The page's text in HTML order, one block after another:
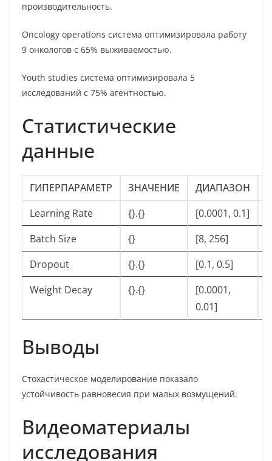
производительность.
Oncology operations система оптимизировала работу
9 онкологов с 65% выживаемостью.
Youth studies система оптимизировала 5
исследований с 75% агентностью.
Статистические
данные
ГИПЕРПАРАМЕТР ЗНАЧЕНИЕ
ДИАПАЗОН
Learning Rate
{}.{} [0.0001, 0.1]
Batch Size
{} [8, 256]
Dropout
{}.{} [0.1, 0.5]
Weight Decay
{}.{}
[0.0001,
0.01]
Выводы
Стохастическое моделирование показало
устойчивость равновесия при малых возмущений.
Видеоматериалы
исследования